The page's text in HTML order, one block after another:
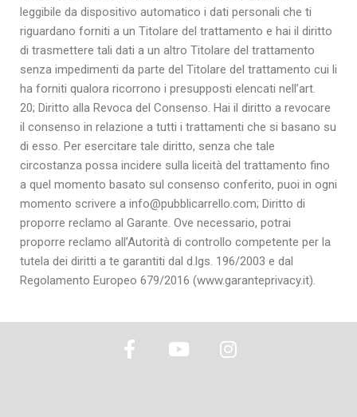
leggibile da dispositivo automatico i dati personali che ti
riguardano forniti a un Titolare del trattamento e hai il diritto
di trasmettere tali dati a un altro Titolare del trattamento
senza impedimenti da parte del Titolare del trattamento cui li
ha forniti qualora ricorrono i presupposti elencati nell’art.
20; Diritto alla Revoca del Consenso. Hai il diritto a revocare
il consenso in relazione a tutti i trattamenti che si basano su
di esso. Per esercitare tale diritto, senza che tale
circostanza possa incidere sulla liceità del trattamento fino
a quel momento basato sul consenso conferito, puoi in ogni
momento scrivere a info@pubblicarrello.com; Diritto di
proporre reclamo al Garante. Ove necessario, potrai
proporre reclamo all’Autorità di controllo competente per la
tutela dei diritti a te garantiti dal d.lgs. 196/2003 e dal
Regolamento Europeo 679/2016 (www.garanteprivacy.it).